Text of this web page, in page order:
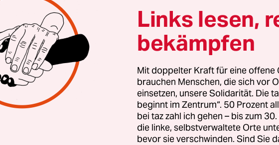
Sparpolitik.
Während in Spanien alle großen Gewerkschaften den
unterstützten, mobilisierte in Portugal hauptsächlich die
postkommunistische CGTP. Die Führung der
Schwesterorganisation UGT hatte sich dem Streik nicht
– doch die Hälfte ihrer Unterorganisationen akzeptierten
Entscheidung nicht und riefen ihre Mitglieder ebenfalls
Die Demonstranten forderten nicht nur ein Ende der
Sparpolitik, die das kleine EU-Land „im Würgegriff“ hielte,
Links lesen,
bekämpfen
Mit doppelter Kraft für eine offene
brauchen Menschen, die sich vor
einsetzen, unsere Solidarität. Die
beginnt im Zentrum“. 50 Prozent
bei taz zahl ich gehen – bis zum
die linke, selbstverwaltete Orte
bevor sie verschwinden. Sind Sie